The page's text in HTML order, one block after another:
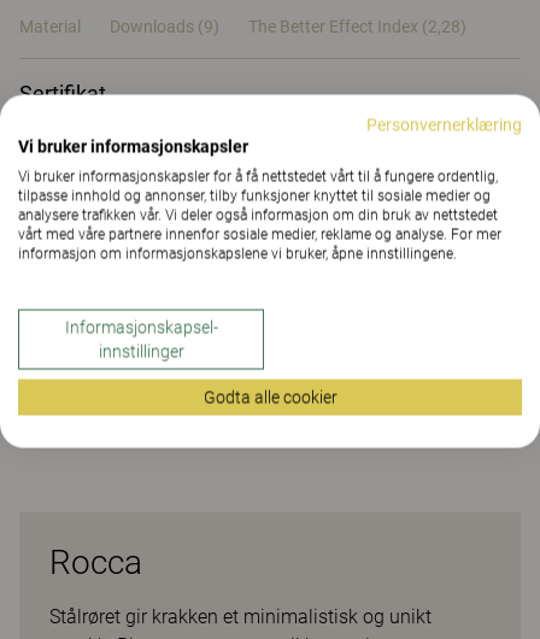
Material Downloads (9) The Better Effect Index (2,28)
Sertifikat
Material
Downloads (9)
The Better Effect Index (2,28)
Rocca
Stålrøret gir krakken et minimalistisk og unikt
Personvernerklæring
Vi bruker informasjonskapsler
Vi bruker informasjonskapsler for å få nettstedet vårt til å fungere ordentlig,
tilpasse innhold og annonser, tilby funksjoner knyttet til sosiale medier og
analysere trafikken vår. Vi deler også informasjon om din bruk av nettstedet
vårt med våre partnere innenfor sosiale medier, reklame og analyse. For mer
informasjon om informasjonskapslene vi bruker, åpne innstillingene.
Informasjonskapsel-
innstillinger
Godta alle cookier